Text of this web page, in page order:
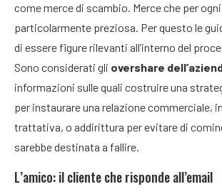
come merce di scambio. Merce che per
particolarmente preziosa. Per questo le
di essere figure rilevanti all’interno del
Sono considerati gli overshare
informazioni sulle quali costruire una
per instaurare una relazione commerciale,
trattativa, o addirittura per evitare di
sarebbe destinata a fallire.
L’amico: il cliente che risponde all’email